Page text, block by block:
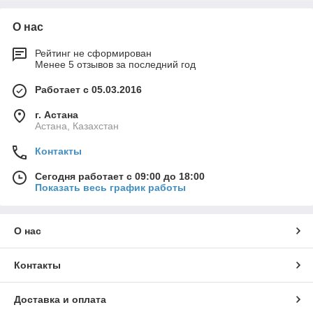
О нас
Рейтинг не сформирован
Менее 5 отзывов за последний год
Работает с 05.03.2016
г. Астана
Астана, Казахстан
Контакты
Сегодня работает с 09:00 до 18:00
Показать весь график работы
О нас
Контакты
Доставка и оплата